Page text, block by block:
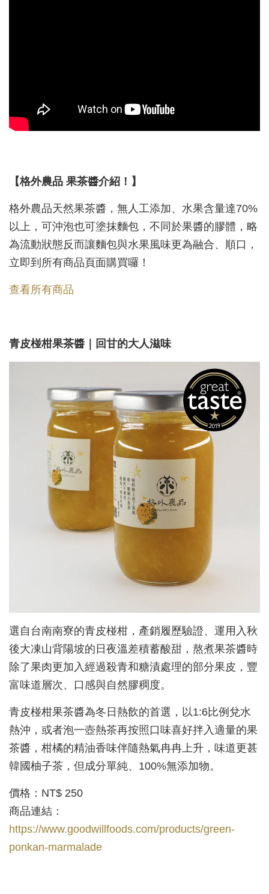
【格外農品 果茶醬介紹！】
格外農品天然果茶醬，無人工添加、水果含量達70%
以上，可沖泡也可塗抹麵包，不同於果醬的膠體，略
為流動狀態反而讓麵包與水果風味更為融合、順口，
立即到所有商品頁面購買囉！
查看所有商品
青皮椪柑果茶醬｜回甘的大人滋味
選自台南南寮的青皮椪柑，產銷履歷驗證、運用入秋
後大凍山背陽坡的日夜溫差積蓄酸甜，熬煮果茶醬時
除了果肉更加入經過殺青和糖漬處理的部分果皮，豐
富味道層次、口感與自然膠稠度。
青皮椪柑果茶醬為冬日熱飲的首選，以1:6比例兌水
熱沖，或者泡一壺熱茶再按照口味喜好拌入適量的果
茶醬，柑橘的精油香味伴隨熱氣冉冉上升，味道更甚
韓國柚子茶，但成分單純、100%無添加物。
價格：NT$ 250
商品連結：
https://www.goodwillfoods.com/products/green-
ponkan-marmalade